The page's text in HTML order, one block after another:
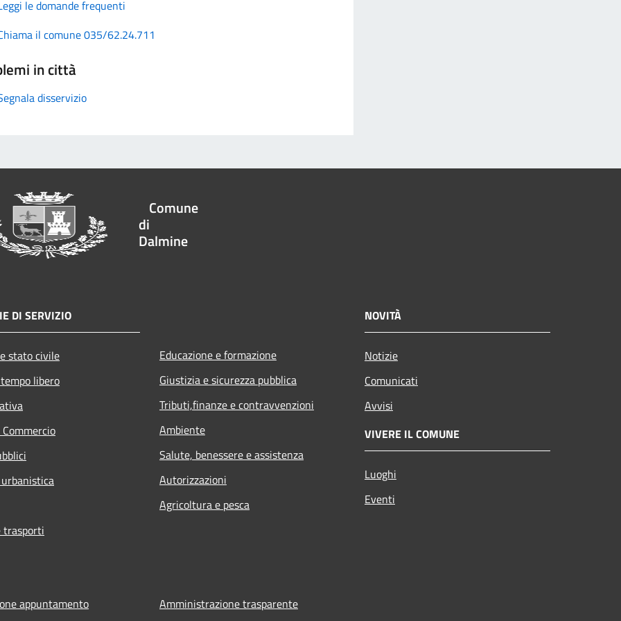
le domande frequenti
il comune 035/62.24.711
in città
disservizio
Comune
di
Dalmine
DI SERVIZIO
stato civile
libero
trasporti
Educazione e formazione
Giustizia e sicurezza pubblica
Tributi,finanze e contravvenzioni
Ambiente
Salute, benessere e assistenza
Autorizzazioni
Agricoltura e pesca
NOVITÀ
Notizie
Comunicati
Avvisi
VIVERE IL COMUNE
Luoghi
Eventi
appuntamento
Amministrazione trasparente